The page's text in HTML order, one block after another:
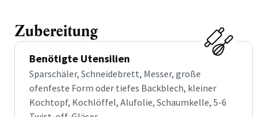
Zubereitung
Benötigte Utensilien
Sparschäler, Schneidebrett, Messer, große
ofenfeste Form oder tiefes Backblech, kleiner
Kochtopf, Kochlöffel, Alufolie, Schaumkelle, 5-6